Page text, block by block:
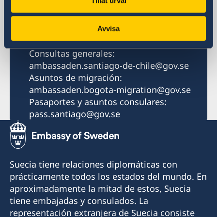
Avvisa
+56 2 2940 1700
Fax
Email
Consultas generales:
ambassaden.santiago-de-chile@gov.se
Asuntos de migración:
ambassaden.bogota-migration@gov.se
Pasaportes y asuntos consulares:
pass.santiago@gov.se
Suecia tiene relaciones diplomáticas con
prácticamente todos los estados del mundo. En
aproximadamente la mitad de estos, Suecia
tiene embajadas y consulados. La
representación extranjera de Suecia consiste